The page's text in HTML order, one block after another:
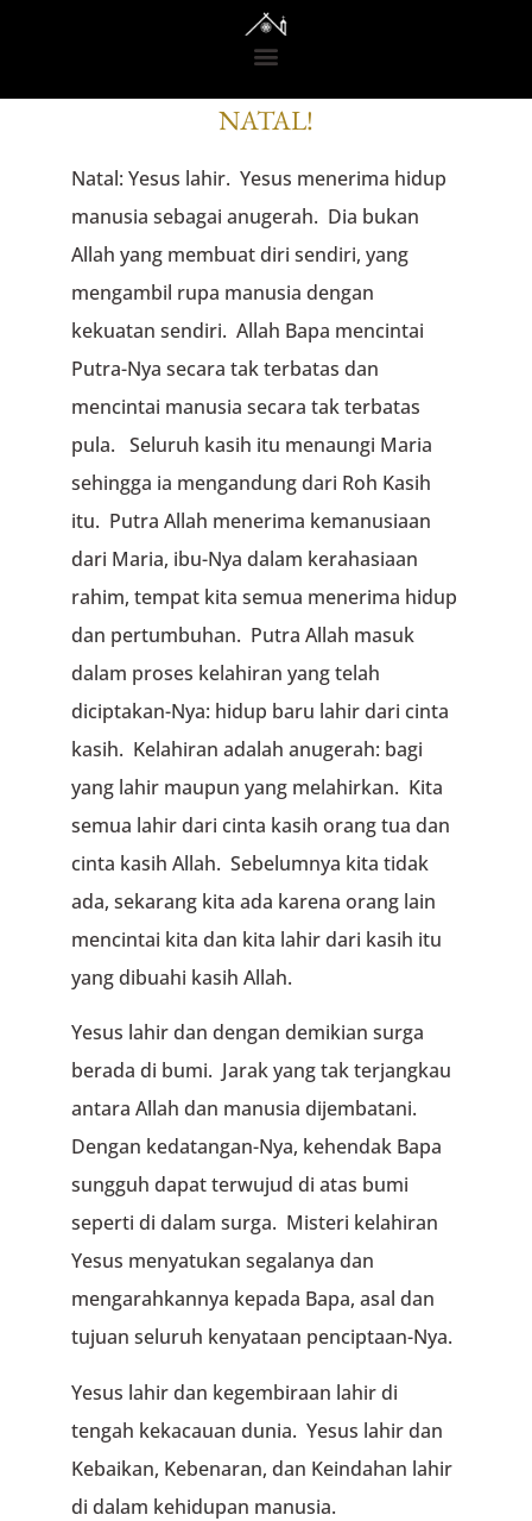
RENUNGAN DARI GEDONO
NATAL!
Natal: Yesus lahir. Yesus menerima hidup
manusia sebagai anugerah. Dia bukan
Allah yang membuat diri sendiri, yang
mengambil rupa manusia dengan
kekuatan sendiri. Allah Bapa mencintai
Putra-Nya secara tak terbatas dan
mencintai manusia secara tak terbatas
pula. Seluruh kasih itu menaungi Maria
sehingga ia mengandung dari Roh Kasih
itu. Putra Allah menerima kemanusiaan
dari Maria, ibu-Nya dalam kerahasiaan
rahim, tempat kita semua menerima hidup
dan pertumbuhan. Putra Allah masuk
dalam proses kelahiran yang telah
diciptakan-Nya: hidup baru lahir dari cinta
kasih. Kelahiran adalah anugerah: bagi
yang lahir maupun yang melahirkan. Kita
semua lahir dari cinta kasih orang tua dan
cinta kasih Allah. Sebelumnya kita tidak
ada, sekarang kita ada karena orang lain
mencintai kita dan kita lahir dari kasih itu
yang dibuahi kasih Allah.
Yesus lahir dan dengan demikian surga
berada di bumi. Jarak yang tak terjangkau
antara Allah dan manusia dijembatani.
Dengan kedatangan-Nya, kehendak Bapa
sungguh dapat terwujud di atas bumi
seperti di dalam surga. Misteri kelahiran
Yesus menyatukan segalanya dan
mengarahkannya kepada Bapa, asal dan
tujuan seluruh kenyataan penciptaan-Nya.
Yesus lahir dan kegembiraan lahir di
tengah kekacauan dunia. Yesus lahir dan
Kebaikan, Kebenaran, dan Keindahan lahir
di dalam kehidupan manusia.